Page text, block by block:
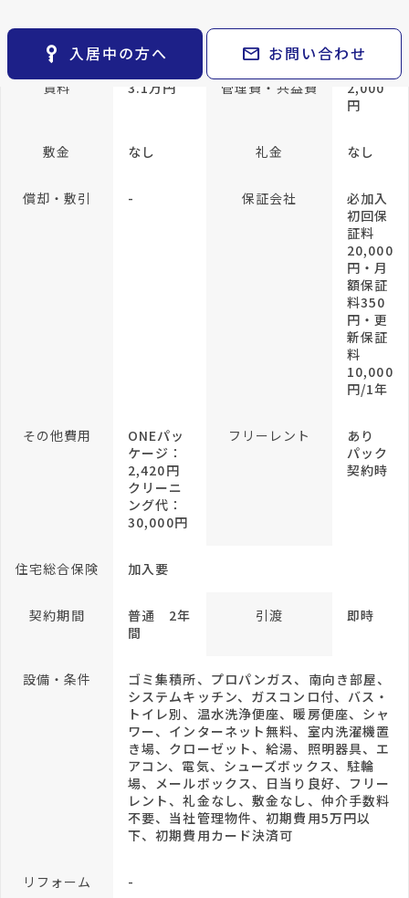
検索条件
閲覧履歴 keyboard_arrow_right
ご購入の流れ・諸費用 keyboard_arrow_right
key_vertical 入居中の方へ mail お問い合わせ
所在階/階建
賃料 3.1万円 管理費・共益費
2,000
円
敷金 なし 礼金 なし
償却・敷引 - 保証会社
必加入
初回保
証料
20,000
円・月
額保証
料350
円・更
新保証
料
10,000
円/1年
その他費用
ONEパッ
ケージ：
2,420円
クリーニ
ング代：
30,000円
フリーレント
あり
パック
契約時
住宅総合保険 加入要
契約期間
普通 2年
間
引渡 即時
設備・条件
ゴミ集積所、プロパンガス、南向き部屋、
システムキッチン、ガスコンロ付、バス・
トイレ別、温水洗浄便座、暖房便座、シャ
ワー、インターネット無料、室内洗濯機置
き場、クローゼット、給湯、照明器具、エ
アコン、電気、シューズボックス、駐輪
場、メールボックス、日当り良好、フリー
レント、礼金なし、敷金なし、仲介手数料
不要、当社管理物件、初期費用5万円以
下、初期費用カード決済可
リフォーム -